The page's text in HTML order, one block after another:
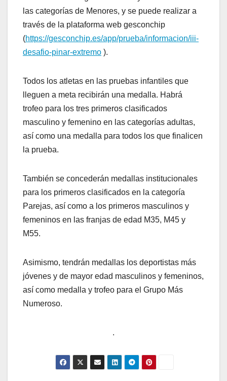
las categorías de Menores, y se puede realizar a
través de la plataforma web gesconchip
(https://gesconchip.es/app/prueba/informacion/iii-
desafio-pinar-extremo ).
Todos los atletas en las pruebas infantiles que
lleguen a meta recibirán una medalla. Habrá
trofeo para los tres primeros clasificados
masculino y femenino en las categorías adultas,
así como una medalla para todos los que finalicen
la prueba.
También se concederán medallas institucionales
para los primeros clasificados en la categoría
Parejas, así como a los primeros masculinos y
femeninos en las franjas de edad M35, M45 y
M55.
Asimismo, tendrán medallas los deportistas más
jóvenes y de mayor edad masculinos y femeninos,
así como medalla y trofeo para el Grupo Más
Numeroso.
.